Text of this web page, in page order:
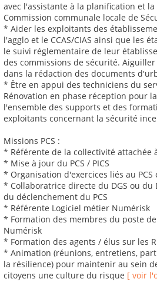
avec l'assistante à la planification et
Commission communale locale de
* Aider les exploitants des
l'agglo et le CCAS/CIAS ainsi que les
le suivi réglementaire de leur
des commissions de sécurité.
dans la rédaction des documents
* Être en appui des techniciens du
Rénovation en phase réception pour
l'ensemble des supports et des
exploitants concernant la sécurité
Missions PCS :
* Référente de la collectivité attachée
* Mise à jour du PCS / PICS
* Organisation d'exercices liés au PCS
* Collaboratrice directe du DGS ou du
du déclenchement du PCS
* Référente Logiciel métier Numérisk
* Formation des membres du poste
Numérisk
* Formation des agents / élus sur les
* Animation (réunions, entretiens,
la résilience) pour maintenir au sein
citoyens une culture du risque [ voir